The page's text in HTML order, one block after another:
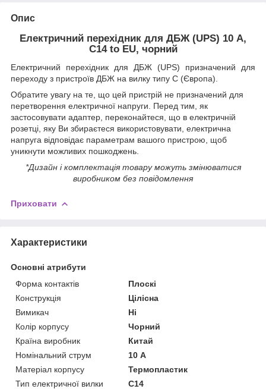
Опис
Електричний перехідник для ДБЖ (UPS) 10 А,
С14 to EU, чорний
Електричний перехідник для ДБЖ (UPS) призначений для
переходу з пристроїв ДБЖ на вилку типу C (Європа).
Обратите увагу на те, що цей пристрій не призначений для
перетворення електричної напруги. Перед тим, як
застосовувати адаптер, переконайтеся, що в електричній
розетці, яку Ви збираєтеся використовувати, електрична
напруга відповідає параметрам вашого пристрою, щоб
уникнути можливих пошкоджень.
*Дизайн і комплектація товару можуть змінюватися
виробником без повідомлення
Приховати
Характеристики
Основні атрибути
Форма контактів
Плоскі
Конструкція
Цілісна
Вимикач
Ні
Колір корпусу
Чорний
Країна виробник
Китай
Номінальний струм
10 А
Матеріал корпусу
Термопластик
Тип електричної вилки
C14